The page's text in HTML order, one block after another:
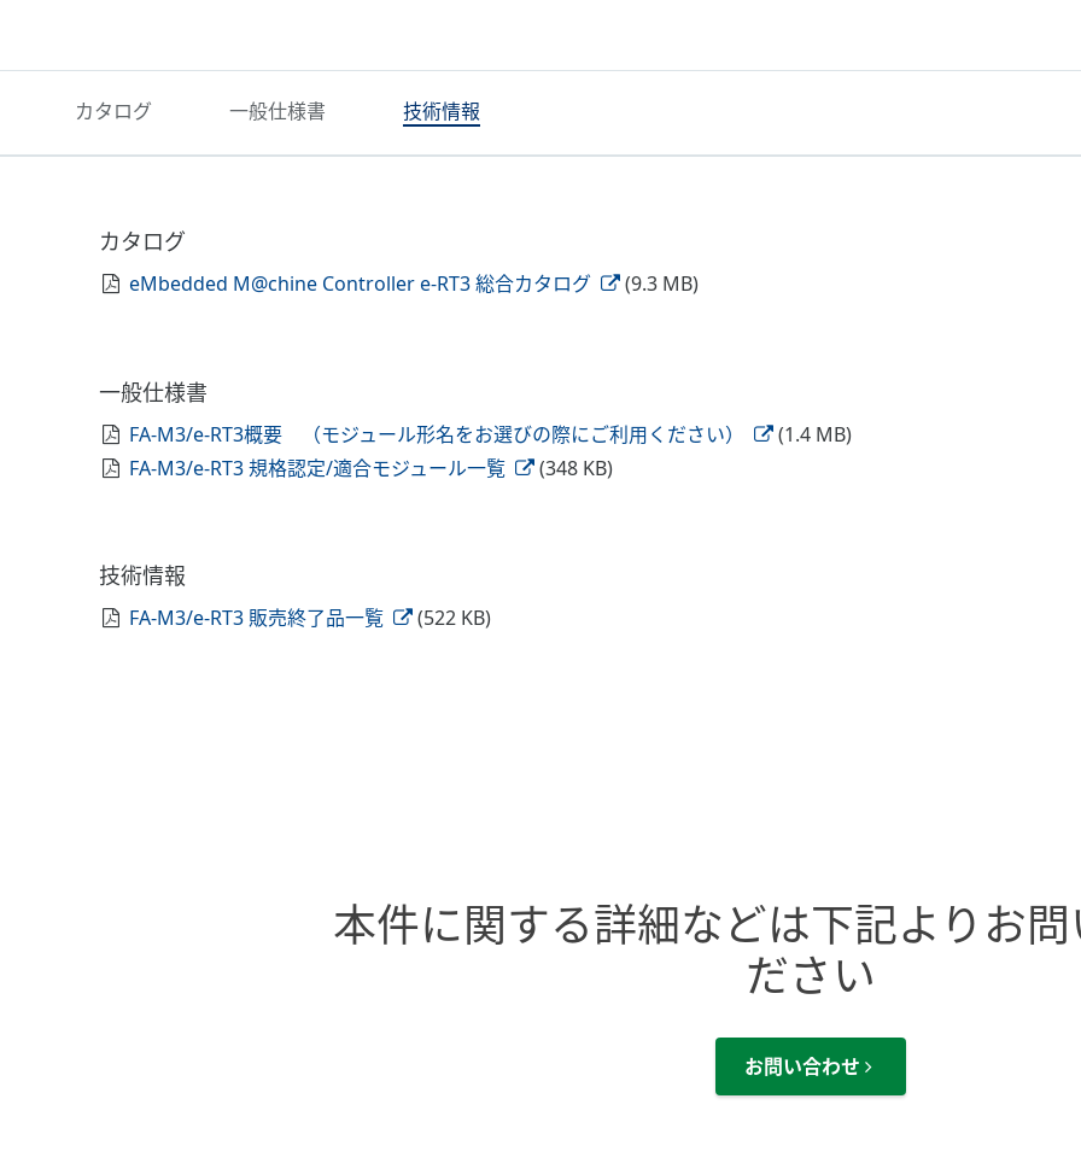
カタログ 一般仕様書 技術情報
カタログ
eMbedded M@chine Controller e-RT3 総合カタログ (9.3 MB)
一般仕様書
FA-M3/e-RT3概要 （モジュール形名をお選びの際にご利用ください）
(1.4 MB)
FA-M3/e-RT3 規格認定/適合モジュール一覧
(348 KB)
技術情報
FA-M3/e-RT3 販売終了品一覧 (522 KB)
本件に関する詳細などは下記よりお問
ださい
お問い合わせ